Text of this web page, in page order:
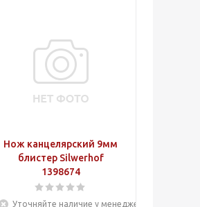
Нож канцелярский 9мм
блистер Silwerhof
1398674
Уточняйте наличие у менеджера